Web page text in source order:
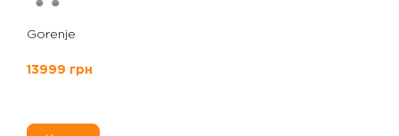
Gorenje
13999 грн